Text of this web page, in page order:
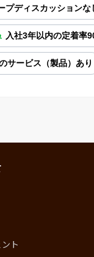
プディスカッションな
入社3年以内の定着率
サービス（製品）あり
ト